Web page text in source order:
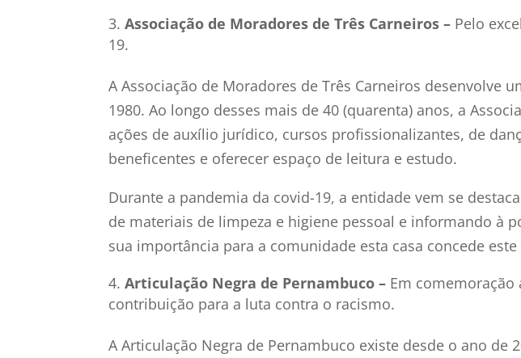
Associação de Moradores de Três Carneiros – Pelo
19.
A Associação de Moradores de Três Carneiros
1980. Ao longo desses mais de 40 (quarenta) anos, a
ações de auxílio jurídico, cursos profissionalizantes, de
beneficentes e oferecer espaço de leitura e estudo.
Durante a pandemia da covid-19, a entidade vem se
de materiais de limpeza e higiene pessoal e informando à
sua importância para a comunidade esta casa concede
Articulação Negra de Pernambuco – Em comemoração
contribuição para a luta contra o racismo.
A Articulação Negra de Pernambuco existe desde o ano de